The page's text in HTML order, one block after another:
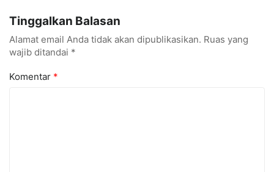
Digital
Tinggalkan Balasan
Alamat email Anda tidak akan dipublikasikan. Ruas yang
wajib ditandai *
Komentar *